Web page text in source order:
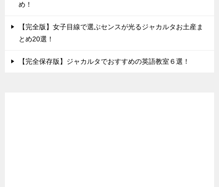
め！
【完全版】女子目線で選ぶセンスが光るジャカルタお土産ま
とめ20選！
【完全保存版】ジャカルタでおすすめの英語教室６選！